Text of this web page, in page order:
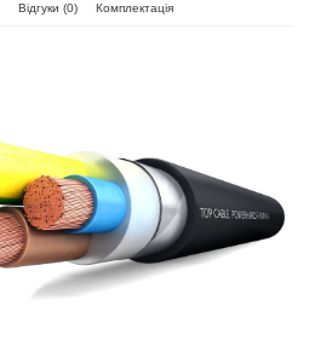
Відгуки (0) Комплектація